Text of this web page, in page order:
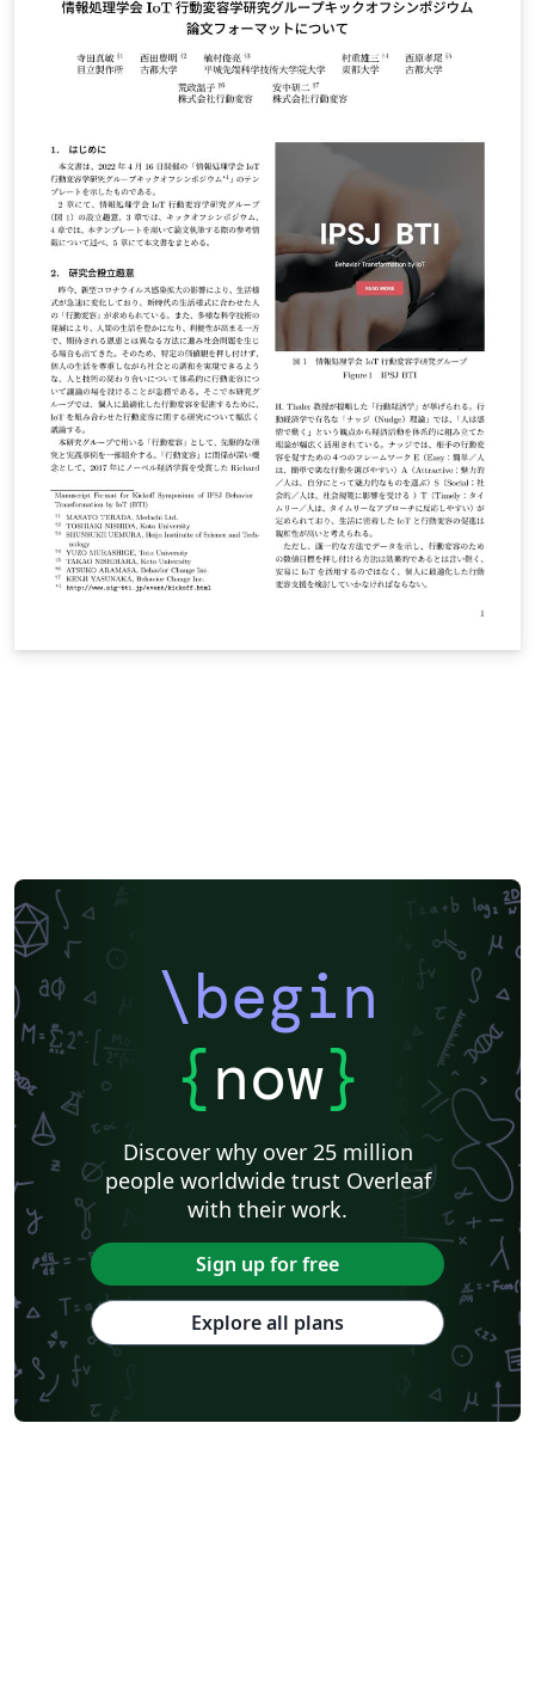
\begin
{now}
Discover why over 25 million
people worldwide trust Overleaf
with their work.
Sign up for free
Explore all plans